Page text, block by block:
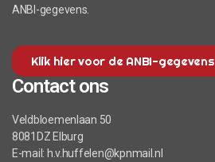
ANBI-gegevens.
Klik hier voor de ANBI-gegevens
Contact ons
Veldbloemenlaan 50
8081DZ Elburg
E-mail: h.v.huffelen@kpnmail.nl